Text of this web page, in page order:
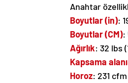
Anahtar
Boyutlar (in):
Boyutlar (CM):
Ağırlık: 32 lbs
Kapsama alanı
Horoz: 231